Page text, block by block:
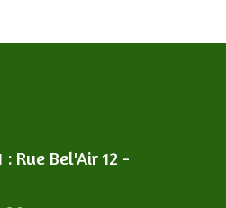
: Rue Bel'Air 12 -